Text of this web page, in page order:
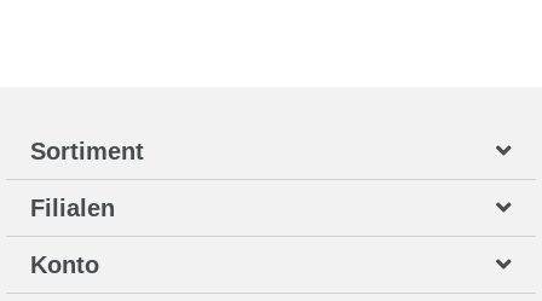
Sortiment
Filialen
Konto